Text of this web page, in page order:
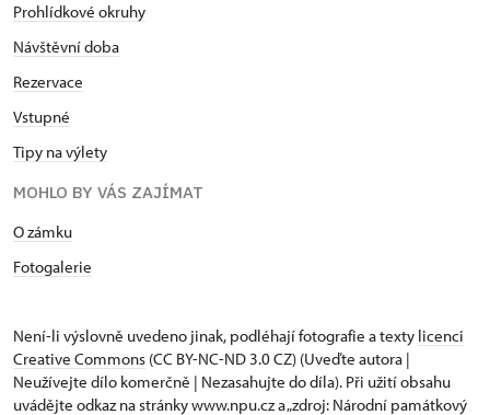
Prohlídkové okruhy
Návštěvní doba
Rezervace
Vstupné
Tipy na výlety
MOHLO BY VÁS ZAJÍMAT
O zámku
Fotogalerie
Není-li výslovně uvedeno jinak, podléhají fotografie a texty licenci
Creative Commons (CC BY-NC-ND 3.0 CZ) (Uveďte autora |
Neužívejte dílo komerčně | Nezasahujte do díla). Při užití obsahu
uvádějte odkaz na stránky www.npu.cz a „zdroj: Národní památkový